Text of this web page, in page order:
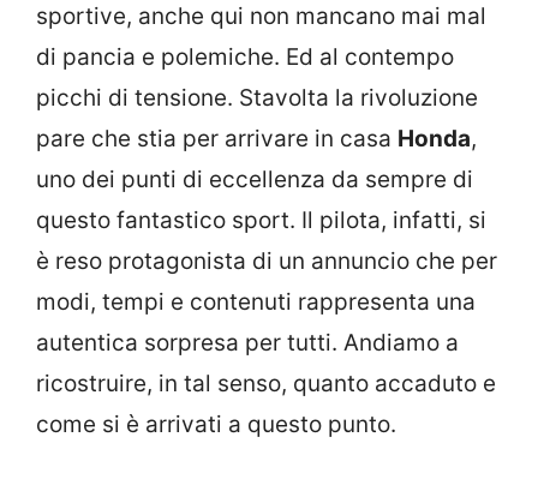
sportive, anche qui non mancano mai mal
di pancia e polemiche. Ed al contempo
picchi di tensione. Stavolta la rivoluzione
pare che stia per arrivare in casa Honda,
uno dei punti di eccellenza da sempre di
questo fantastico sport. Il pilota, infatti, si
è reso protagonista di un annuncio che per
modi, tempi e contenuti rappresenta una
autentica sorpresa per tutti. Andiamo a
ricostruire, in tal senso, quanto accaduto e
come si è arrivati a questo punto.